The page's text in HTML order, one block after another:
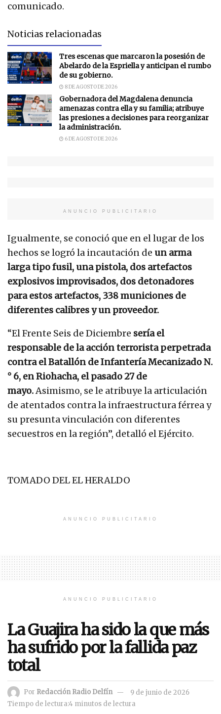
comunicado.
Noticias relacionadas
Tres escenas que marcaron la posesión de
Abelardo de la Espriella y anticipan el rumbo
de su gobierno.
8 DE AGOSTO DE 2026
Gobernadora del Magdalena denuncia
amenazas contra ella y su familia; atribuye
las presiones a decisiones para reorganizar
la administración.
6 DE AGOSTO DE 2026
ANUNCIO PUBLICITARIO
Igualmente, se conoció que en el lugar de los
hechos se logró la incautación de un arma
larga tipo fusil, una pistola, dos artefactos
explosivos improvisados, dos detonadores
para estos artefactos, 338 municiones de
diferentes calibres y un proveedor.
“El Frente Seis de Diciembre sería el
responsable de la acción terrorista perpetrada
contra el Batallón de Infantería Mecanizado N.
° 6, en Riohacha, el pasado 27 de
mayo.Asimismo, se le atribuye la articulación
de atentados contra la infraestructura férrea y
su presunta vinculación con diferentes
secuestros en la región”, detalló el Ejército.
TOMADO DEL EL HERALDO
ANUNCIO PUBLICITARIO
ANUNCIO PUBLICITARIO
La Guajira ha sido la que más
ha sufrido por la fallida paz
total
Por Redacción Radio Delfín
9 de junio de 2026
Tiempo de lectura:4 minutos de lectura